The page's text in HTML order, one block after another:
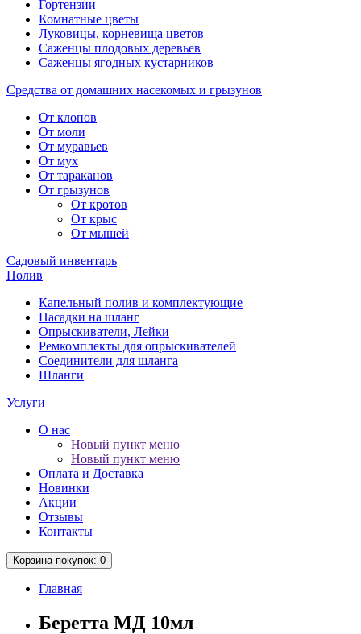
Гортензии
Комнатные цветы
Луковицы, корневища цветов
Саженцы плодовых деревьев
Саженцы ягодных кустарников
Средства от домашних насекомых и грызунов
От клопов
От моли
От муравьев
От мух
От тараканов
От грызунов
От кротов
От крыс
От мышей
Садовый инвентарь
Полив
Капельный полив и комплектующие
Насадки на шланг
Опрыскиватели, Лейки
Ремкомплекты для опрыскивателей
Соединители для шланга
Шланги
Услуги
О нас
Новый пункт меню
Новый пункт меню
Оплата и Доставка
Новинки
Акции
Отзывы
Контакты
Корзина покупок: 0
Главная
Беретта МД 10мл